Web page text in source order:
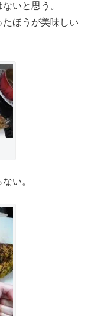
いと思う。
ほうが美味しい
い。